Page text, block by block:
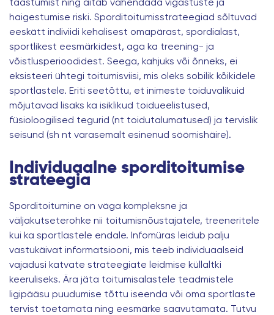
haigestumise riski. Sporditoitumisstrateegiad sõltuvad
eeskätt indiviidi kehalisest omapärast, spordialast,
sportlikest eesmärkidest, aga ka treening- ja
võistlusperioodidest. Seega, kahjuks või õnneks, ei
eksisteeri ühtegi toitumisviisi, mis oleks sobilik kõikidele
sportlastele. Eriti seetõttu, et inimeste toiduvalikuid
mõjutavad lisaks ka isiklikud toidueelistused,
füsioloogilised tegurid (nt toidutalumatused) ja tervislik
seisund (sh nt varasemalt esinenud söömishäire).
Individuaalne sporditoitumise
strateegia
Sporditoitumine on väga kompleksne ja
väljakutseterohke nii toitumisnõustajatele, treeneritele
kui ka sportlastele endale. Infomüras leidub palju
vastukäivat informatsiooni, mis teeb individuaalseid
vajadusi katvate strateegiate leidmise küllaltki
keeruliseks. Ära jäta toitumisalastele teadmistele
ligipääsu puudumise tõttu iseenda või oma sportlaste
tervist toetamata ning eesmärke saavutamata. Tutvu